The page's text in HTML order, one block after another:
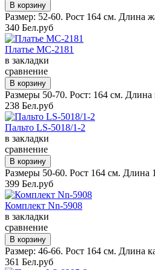
Размер: 52-60. Рост 164 см. Длина
340 Бел.руб
Платье MC-2181
в закладки
сравнение
Размеры 50-70. Рост: 164 см. Длина
238 Бел.руб
Пальто LS-5018/1-2
в закладки
сравнение
Размеры 50-60. Рост 164 см. Длина
399 Бел.руб
Комплект Nn-5908
в закладки
сравнение
Размер: 46-66. Рост 164 см. Длина
361 Бел.руб